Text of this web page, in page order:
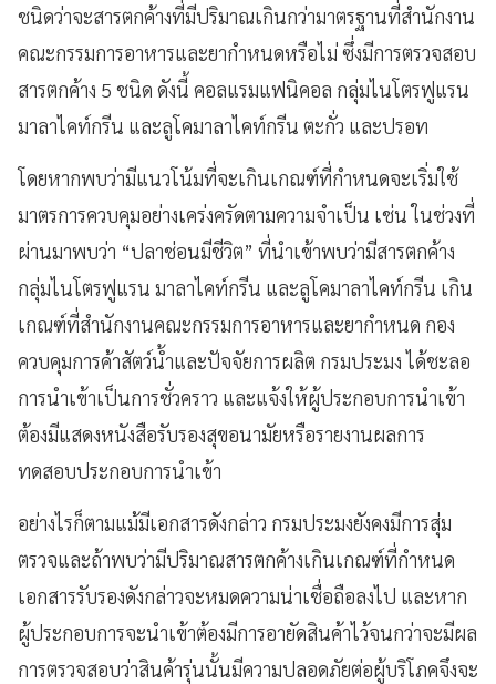
ชนิดว่าจะสารตกค้างที่มีปริมาณเกินกว่ามาตรฐานที่สำนักงาน
คณะกรรมการอาหารและยากำหนดหรือไม่ ซึ่งมีการตรวจสอบ
สารตกค้าง 5 ชนิด ดังนี้ คอลแรมแฟนิคอล กลุ่มไนโตรฟูแรน
มาลาไคท์กรีน และลูโคมาลาไคท์กรีน ตะกั่ว และปรอท
โดยหากพบว่ามีแนวโน้มที่จะเกินเกณฑ์ที่กำหนดจะเริ่มใช้
มาตรการควบคุมอย่างเคร่งครัดตามความจำเป็น เช่น ในช่วงที่
ผ่านมาพบว่า “ปลาช่อนมีชีวิต” ที่นำเข้าพบว่ามีสารตกค้าง
กลุ่มไนโตรฟูแรน มาลาไคท์กรีน และลูโคมาลาไคท์กรีน เกิน
เกณฑ์ที่สำนักงานคณะกรรมการอาหารและยากำหนด กอง
ควบคุมการค้าสัตว์น้ำและปัจจัยการผลิต กรมประมง ได้ชะลอ
การนำเข้าเป็นการชั่วคราว และแจ้งให้ผู้ประกอบการนำเข้า
ต้องมีแสดงหนังสือรับรองสุขอนามัยหรือรายงานผลการ
ทดสอบประกอบการนำเข้า
อย่างไรก็ตามแม้มีเอกสารดังกล่าว กรมประมงยังคงมีการสุ่ม
ตรวจและถ้าพบว่ามีปริมาณสารตกค้างเกินเกณฑ์ที่กำหนด
เอกสารรับรองดังกล่าวจะหมดความน่าเชื่อถือลงไป และหาก
ผู้ประกอบการจะนำเข้าต้องมีการอายัดสินค้าไว้จนกว่าจะมีผล
การตรวจสอบว่าสินค้ารุ่นนั้นมีความปลอดภัยต่อผู้บริโภคจึงจะ